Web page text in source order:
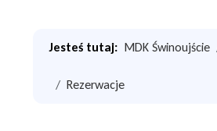
Jesteś tutaj: MDK Świnoujście
Rezerwacje